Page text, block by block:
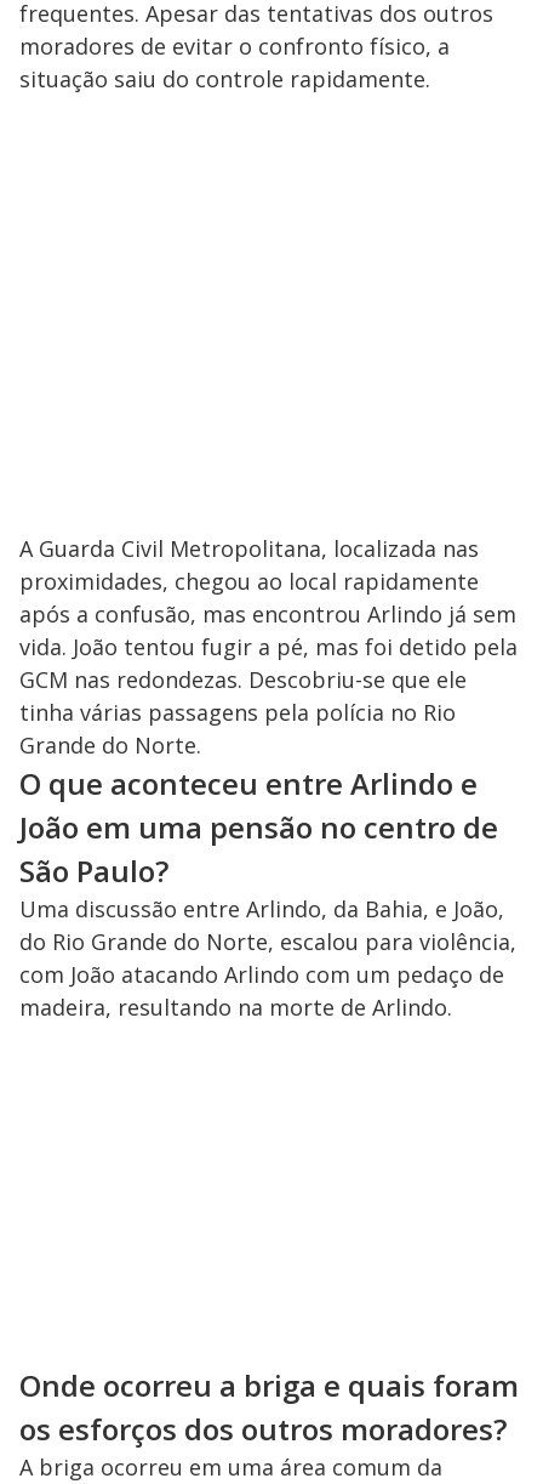
V
u
d
frequentes. Apesar das tentativas dos outros
moradores de evitar o confronto físico, a
situação saiu do controle rapidamente.
A Guarda Civil Metropolitana, localizada nas
proximidades, chegou ao local rapidamente
após a confusão, mas encontrou Arlindo já sem
vida. João tentou fugir a pé, mas foi detido pela
GCM nas redondezas. Descobriu-se que ele
tinha várias passagens pela polícia no Rio
Grande do Norte.
O que aconteceu entre Arlindo e
João em uma pensão no centro de
São Paulo?
Uma discussão entre Arlindo, da Bahia, e João,
do Rio Grande do Norte, escalou para violência,
com João atacando Arlindo com um pedaço de
madeira, resultando na morte de Arlindo.
Onde ocorreu a briga e quais foram
os esforços dos outros moradores?
A briga ocorreu em uma área comum da